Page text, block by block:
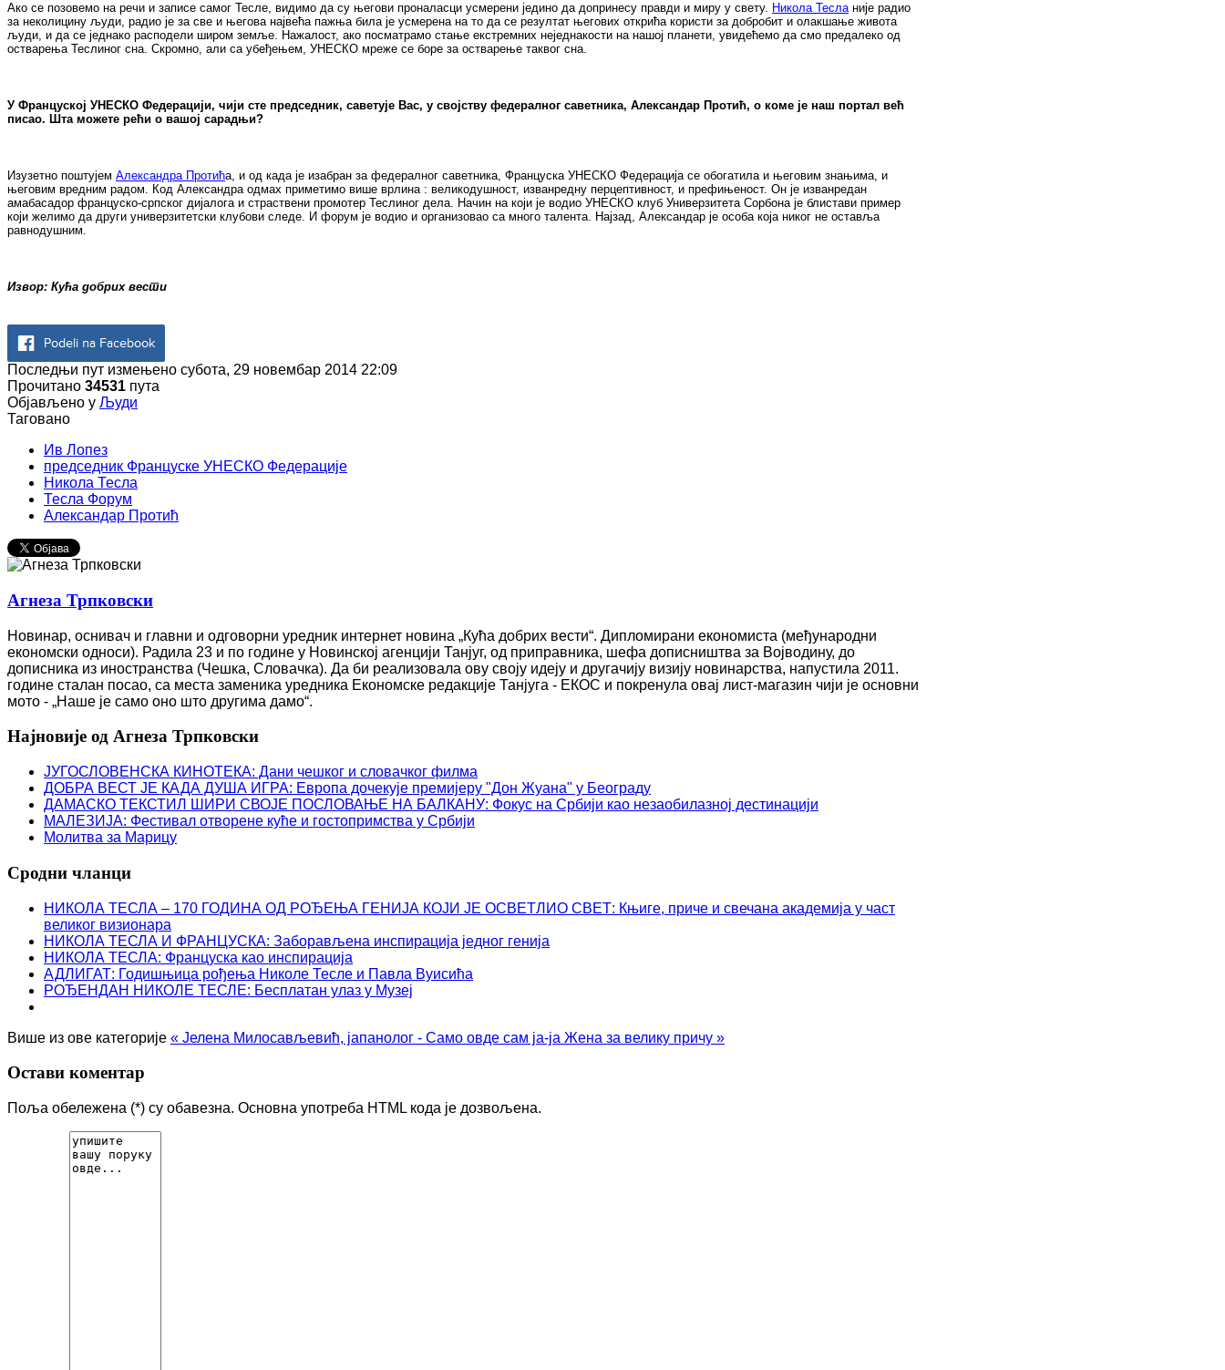
Ако се позовемо на речи и записе самог Тесле, видимо да су његови проналасци усмерени једино да допринесу правди и миру у свету. Никола Тесланије радио
за неколицину људи, радио је за све и његова највећа пажња била је усмерена на то да се резултат његових открића користи за добробит и олакшање живота
људи, и да се једнако расподели широм земље. Нажалост, ако посматрамо стање екстремних неједнакости на нашој планети, увидећемо да смо предалеко од
остварења Теслиног сна. Скромно, али са убеђењем, УНЕСКО мреже се боре за остварење таквог сна.
У Француској УНЕСКО Федерацији, чији сте председник, саветује Вас, у својству федералног саветника, Александар Протић, о коме је наш портал већ
писао. Шта можeте рећи о вашој сарадњи?
Изузетно поштујем Александра Протића, и од када је изабран за федералног саветника, Француска УНЕСКО Федерација се обогатила и његовим знањима, и
његовим вредним радом. Код Александра одмах приметимо више врлина : великодушност, изванредну перцептивност, и префињеност. Он је изванредан
амабасадор француско-српског дијалога и страствени промотер Теслиног дела. Начин на који је водио УНЕСКО клуб Универзитета Сорбона је блистави пример
који желимо да други универзитетски клубови следе. И форум је водио и организовао са много талента. Најзад, Александар је особa која никог не оставља
равнодушним.
Извор: Кућа добрих вести
Последњи пут измењено субота, 29 новембар 2014 22:09
Прочитано 34531 пута
Објављено у Људи
Таговано
Ив Лопез
председник Француске УНЕСКО Федерације
Никола Тесла
Тесла Форум
Александар Протић
Агнеза Трпковски
Новинар, оснивач и главни и одговорни уредник интернет новина „Кућа добрих вести“. Дипломирани економиста (међународни
економски односи). Радила 23 и по године у Новинској агенцији Танјуг, од приправника, шефа дописништва за Војводину, до
дописника из иностранства (Чешка, Словачка). Да би реализовала ову своју идеју и другачију визију новинарства, напустила 2011.
године сталан посао, са места заменика уредника Економске редакције Танјуга - ЕКОС и покренула овај лист-магазин чији је основни
мото - „Наше је само оно што другима дамо“.
Најновије од Агнеза Трпковски
ЈУГОСЛОВЕНСКА КИНОТЕКА: Дани чешког и словачког филма
ДОБРА ВЕСТ ЈЕ КАДА ДУША ИГРА: Европа дочекује премијеру "Дон Жуана" у Београду
ДАМАСКО ТЕКСТИЛ ШИРИ СВОЈЕ ПОСЛОВАЊЕ НА БАЛКАНУ: Фокус на Србији као незаобилазној дестинацији
MАЛЕЗИЈА: Фестивал отворене куће и гостопримства у Србији
Молитва за Марицу
Сродни чланци
НИКОЛА ТЕСЛА – 170 ГОДИНА ОД РОЂЕЊА ГЕНИЈА КОЈИ ЈЕ ОСВЕТЛИО СВЕТ: Књиге, приче и свечана академија у част
великог визионара
НИКОЛА ТЕСЛА И ФРАНЦУСКА: Заборављена инспирација једног генија
НИКОЛА ТЕСЛА: Француска као инспирација
АДЛИГАТ: Годишњица рођења Николе Тесле и Павла Вуисића
РОЂЕНДАН НИКОЛЕ ТЕСЛЕ: Бесплатан улаз у Музеј
Више из ове категорије « Јелена Милосављевић, јапанолог - Само овде сам ја-ја Жена за велику причу »
Остави коментар
Поља обележена (*) су обавезна. Основна употреба HTML кода је дозвољена.